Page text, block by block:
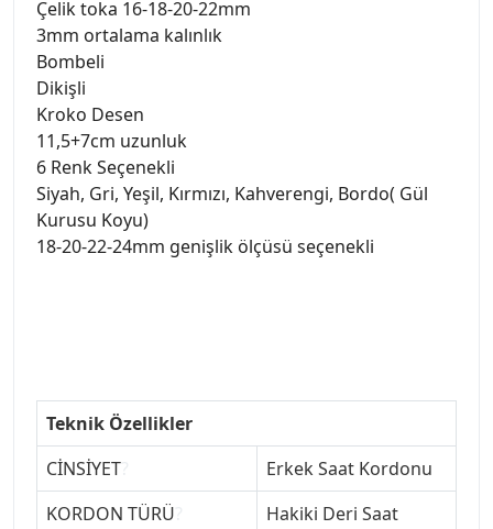
Çelik toka 16-18-20-22mm
3mm ortalama kalınlık
Bombeli
Dikişli
Kroko Desen
11,5+7cm uzunluk
6 Renk Seçenekli
Siyah, Gri, Yeşil, Kırmızı, Kahverengi, Bordo( Gül
Kurusu Koyu)
18-20-22-24mm genişlik ölçüsü seçenekli
Teknik Özellikler
CİNSİYET
Erkek Saat Kordonu
KORDON TÜRÜ
Hakiki Deri Saat